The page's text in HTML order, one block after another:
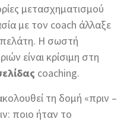
μετασχηματισμού
με τον coach άλλαξε
πελάτη. Η σωστή
είναι κρίσιμη στη
coaching.
τη δομή «πριν –
ποιο ήταν το